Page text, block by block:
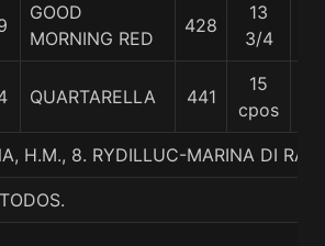
GOOD
MORNING RED
428
13
3/4
QUARTARELLA 441
15
cpos
H.M., 8. RYDILLUC-MARINA DI